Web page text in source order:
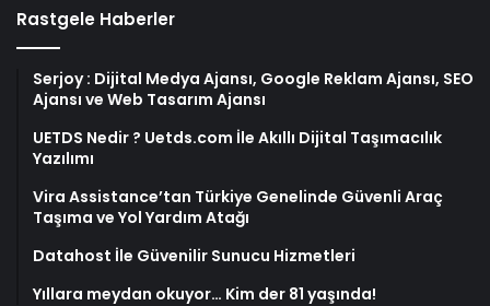
Rastgele Haberler
Serjoy : Dijital Medya Ajansı, Google Reklam Ajansı, SEO
Ajansı ve Web Tasarım Ajansı
UETDS Nedir ? Uetds.com İle Akıllı Dijital Taşımacılık
Yazılımı
Vira Assistance’tan Türkiye Genelinde Güvenli Araç
Taşıma ve Yol Yardım Atağı
Datahost İle Güvenilir Sunucu Hizmetleri
Yıllara meydan okuyor… Kim der 81 yaşında!